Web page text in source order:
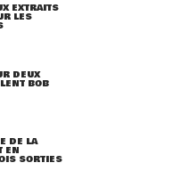
EXTRAITS
LES
DEUX
BOB
DE LA
EN
SORTIES